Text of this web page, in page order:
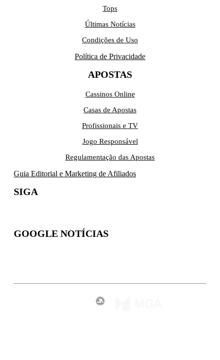
Tops
Últimas Notícias
Condições de Uso
Política de Privacidade
APOSTAS
Cassinos Online
Casas de Apostas
Profissionais e TV
Jogo Responsável
Regulamentação das Apostas
Guia Editorial e Marketing de Afiliados
SIGA
GOOGLE NOTÍCIAS